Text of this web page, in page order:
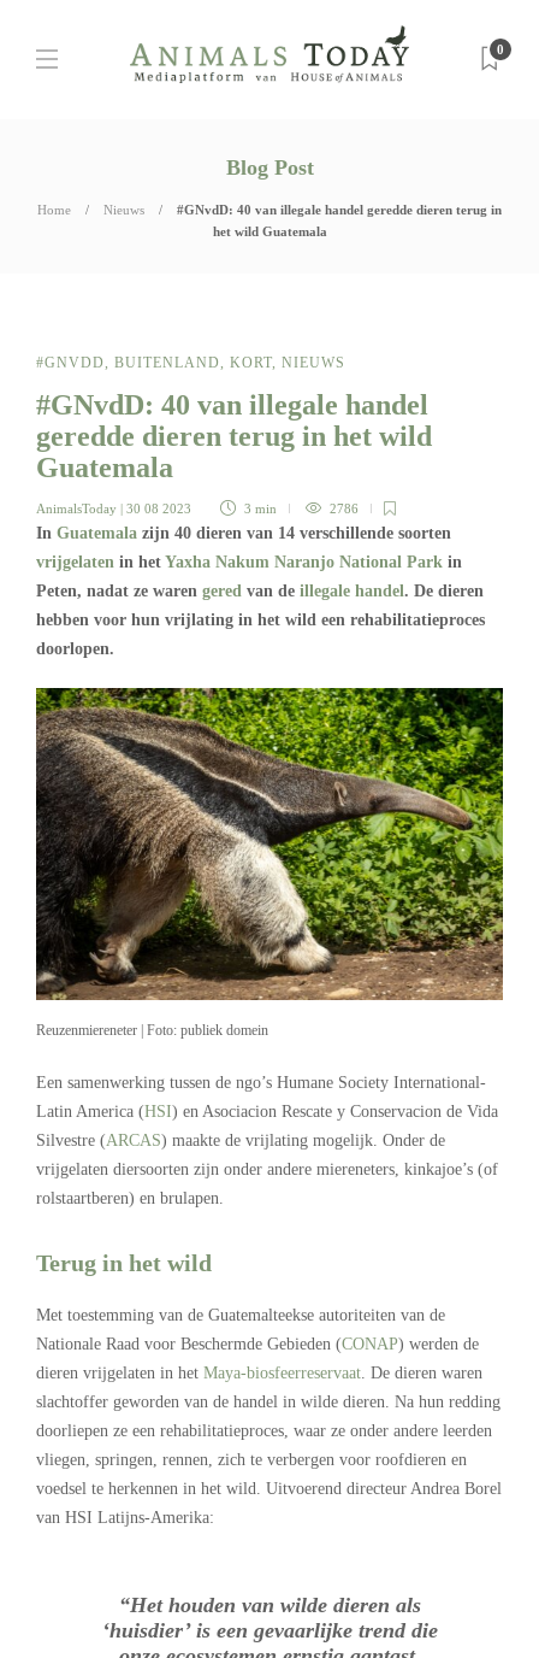
0
Blog Post
Home Nieuws
#GNvdD: 40 van illegale handel geredde dieren terug in
het wild Guatemala
#GNVDD, BUITENLAND, KORT, NIEUWS
#GNvdD: 40 van illegale handel
geredde dieren terug in het wild
Guatemala
AnimalsToday | 30 08 2023 3 min 2786
In Guatemala zijn 40 dieren van 14 verschillende soorten
vrijgelaten in het Yaxha Nakum Naranjo National Park in
Peten, nadat ze waren gered van de illegale handel. De dieren
hebben voor hun vrijlating in het wild een rehabilitatieproces
doorlopen.
Reuzenmiereneter | Foto: publiek domein
Een samenwerking tussen de ngo’s Humane Society International-
Latin America (HSI) en Asociacion Rescate y Conservacion de Vida
Silvestre (ARCAS) maakte de vrijlating mogelijk. Onder de
vrijgelaten diersoorten zijn onder andere miereneters, kinkajoe’s (of
rolstaartberen) en brulapen.
Terug in het wild
Met toestemming van de Guatemalteekse autoriteiten van de
Nationale Raad voor Beschermde Gebieden (CONAP) werden de
dieren vrijgelaten in het Maya-biosfeerreservaat. De dieren waren
slachtoffer geworden van de handel in wilde dieren. Na hun redding
doorliepen ze een rehabilitatieproces, waar ze onder andere leerden
vliegen, springen, rennen, zich te verbergen voor roofdieren en
voedsel te herkennen in het wild. Uitvoerend directeur Andrea Borel
van HSI Latijns-Amerika:
“Het houden van wilde dieren als
‘huisdier’ is een gevaarlijke trend die